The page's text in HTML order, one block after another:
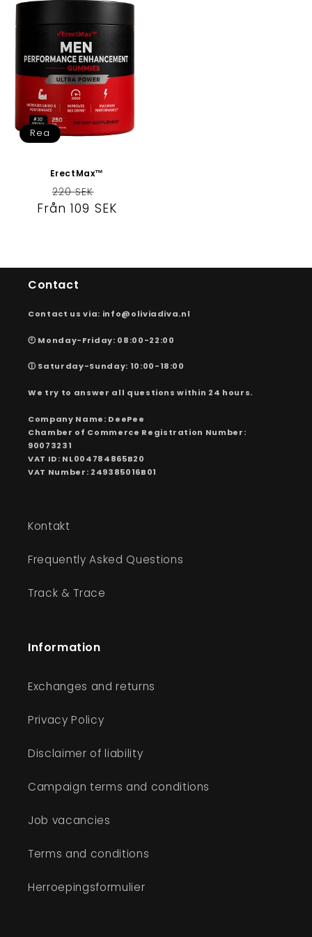
Rea
ErectMax™
Ordinarie
pris
220 SEK
Från 109 SEK
Contact
Contact us via: info@oliviadiva.nl
🕙 Monday-Friday: 08:00-22:00
🕕 Saturday-Sunday: 10:00-18:00
We try to answer all questions within 24 hours.
Company Name: DeePee
Chamber of Commerce Registration Number:
90073231
VAT ID: NL004784865B20
VAT Number: 249385016B01
Kontakt
Frequently Asked Questions
Track & Trace
Information
Exchanges and returns
Privacy Policy
Disclaimer of liability
Campaign terms and conditions
Job vacancies
Terms and conditions
Herroepingsformulier